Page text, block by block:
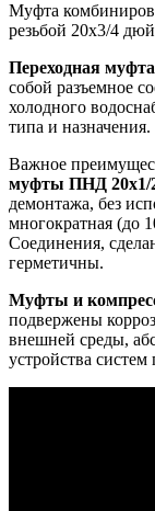
Муфта
резьбой 20х3/4
Переходная
собой разъемное
холодного
типа и назначения.
Важное
муфты ПНД
демонтажа, без
многократная (до
Соединения,
герметичны.
Муфты и
подвержены
внешней среды,
устройства